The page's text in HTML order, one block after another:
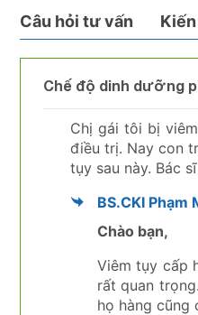
Câu hỏi tư vấn
Chế độ dinh dưỡng
Chị gái tôi bị
điều trị. Nay con
tụy sau này. Bác
BS.CKI Phạm
Chào bạn,
Viêm tụy cấp
rất quan
họ hàng cũng